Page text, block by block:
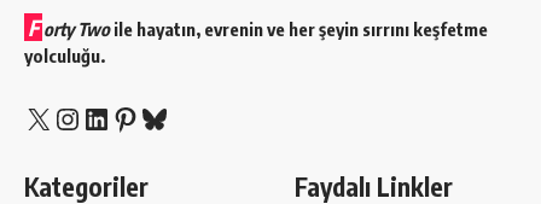
F orty Twoile hayatın, evrenin ve her şeyin sırrını keşfetme
yolculuğu.
X Instagram
LinkedIn
Pinterest
Bluesky
Kategoriler Faydalı Linkler